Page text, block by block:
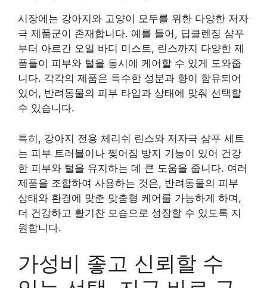
시장에는 강아지와 고양이 모두를 위한 다양한 저자
극 제품군이 존재합니다. 예를 들어, 딥클렌징 샴푸
부터 아르간 오일 바디 미스트, 린스까지 다양한 제
품들이 피부와 털을 동시에 케어할 수 있게 도와줍
니다. 각각의 제품은 특수한 성분과 향이 함유되어
있어, 반려동물의 피부 타입과 상태에 맞춰 선택할
수 있습니다.
특히, 강아지 전용 체리쉬 린스와 저자극 샴푸 세트
는 피부 트러블이나 찢어짐 방지 기능이 있어 건강
한 피부와 털을 유지하는 데 큰 도움을 줍니다. 여러
제품을 조합하여 사용하는 것은, 반려동물의 피부
상태와 환경에 맞춘 맞춤형 케어를 가능하게 하며,
더 건강하고 활기찬 모습으로 성장할 수 있도록 지
원합니다.
가성비 좋고 신뢰할 수